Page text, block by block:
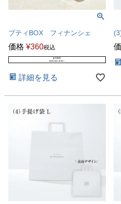
プティBOX フィナンシェ
価格 ¥360税込
販売期間
2025/11/01 10:00〜
詳細を見る